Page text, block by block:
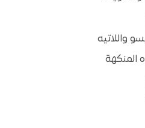
واللاتيه
المنكهة